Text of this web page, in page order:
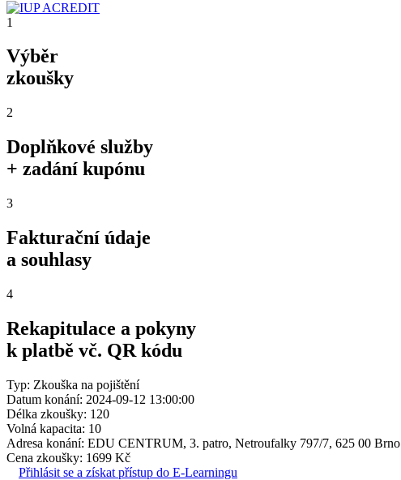
1
Výběr
zkoušky
2
Doplňkové služby
+ zadání kupónu
3
Fakturační údaje
a souhlasy
4
Rekapitulace a pokyny
k platbě vč. QR kódu
Typ: Zkouška na pojištění
Datum konání: 2024-09-12 13:00:00
Délka zkoušky: 120
Volná kapacita: 10
Adresa konání: EDU CENTRUM, 3. patro, Netroufalky 797/7, 625 00 Brno
Cena zkoušky: 1699 Kč
Přihlásit se a získat přístup do E-Learningu